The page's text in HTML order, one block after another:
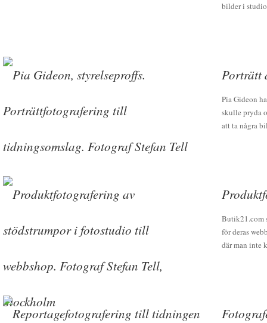
bilder i
Porträtt
Pia Gideon
skulle pryda
att ta några
Butik21.com
för deras
där man inte